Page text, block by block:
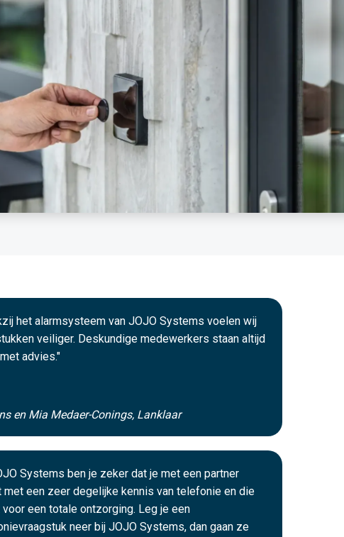
het alarmsysteem van JOJO Systems voelen wij
veiliger. Deskundige medewerkers staan altijd
advies."
en Mia Medaer-Conings, Lanklaar
Systems ben je zeker dat je met een partner
met een zeer degelijke kennis van telefonie en die
een totale ontzorging. Leg je een
neer bij JOJO Systems, dan gaan ze